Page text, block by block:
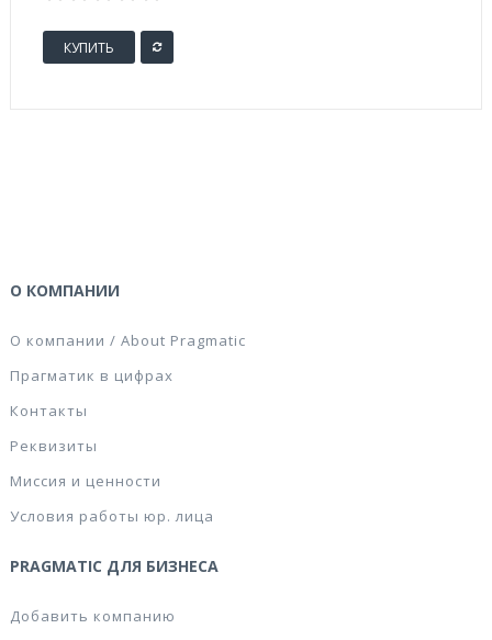
КУПИТЬ
О КОМПАНИИ
О компании / About Pragmatic
Прагматик в цифрах
Контакты
Реквизиты
Миссия и ценности
Условия работы юр. лица
PRAGMATIC ДЛЯ БИЗНЕСА
Добавить компанию